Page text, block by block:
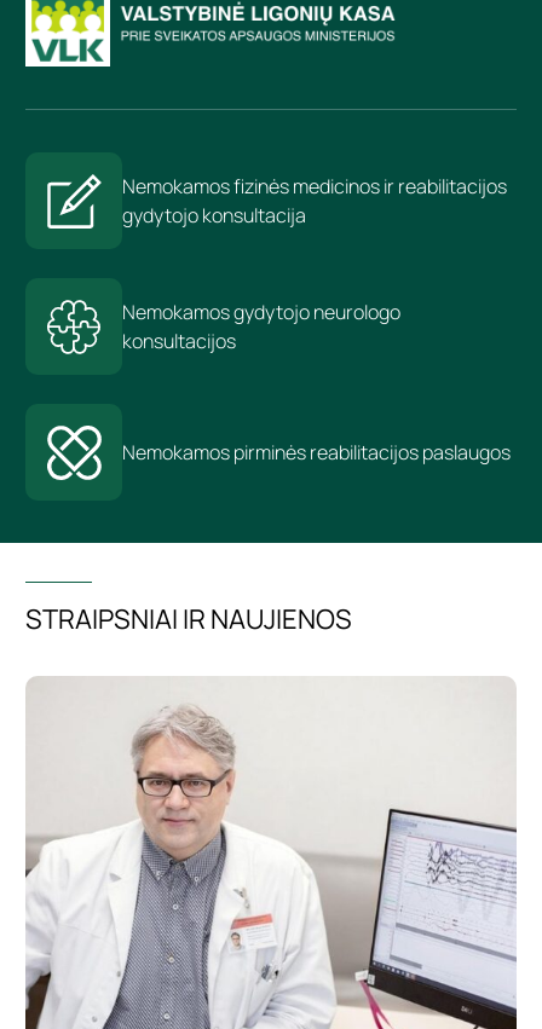
Nemokamos fizinės medicinos ir reabilitacijos
gydytojo konsultacija
Nemokamos gydytojo neurologo
konsultacijos
Nemokamos pirminės reabilitacijos paslaugos
STRAIPSNIAI IR NAUJIENOS